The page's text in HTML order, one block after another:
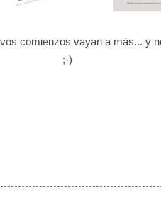
comienzos vayan a más... y
;-)